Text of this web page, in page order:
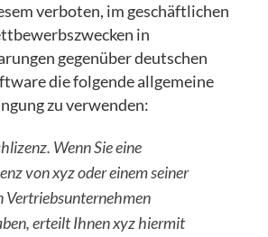
verboten, im geschäftlichen
in
gegenüber deutschen
die folgende allgemeine
zu verwenden:
Wenn Sie eine
von xyz oder einem seiner
Vertriebsunternehmen
erteilt Ihnen xyz hiermit